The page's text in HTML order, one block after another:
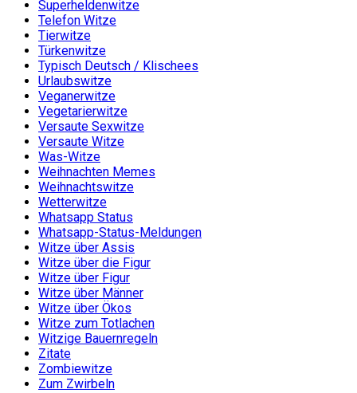
Superheldenwitze
Telefon Witze
Tierwitze
Türkenwitze
Typisch Deutsch / Klischees
Urlaubswitze
Veganerwitze
Vegetarierwitze
Versaute Sexwitze
Versaute Witze
Was-Witze
Weihnachten Memes
Weihnachtswitze
Wetterwitze
Whatsapp Status
Whatsapp-Status-Meldungen
Witze über Assis
Witze über die Figur
Witze über Figur
Witze über Männer
Witze über Ökos
Witze zum Totlachen
Witzige Bauernregeln
Zitate
Zombiewitze
Zum Zwirbeln